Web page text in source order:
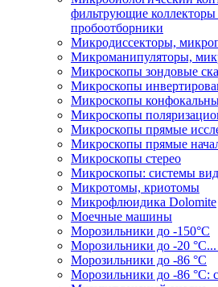
фильтрующие коллекторы
пробоотборники
Микродиссекторы,
Микроманипуляторы,
Микроскопы зондовые
Микроскопы
Микроскопы
Микроскопы
Микроскопы прямые
Микроскопы прямые
Микроскопы стерео
Микроскопы: системы
Микротомы, криотомы
Микрофлюидика Dolomite
Моечные машины
Морозильники до -150°С
Морозильники до -20 °C...
Морозильники до -86 °C
Морозильники до -86 °C: